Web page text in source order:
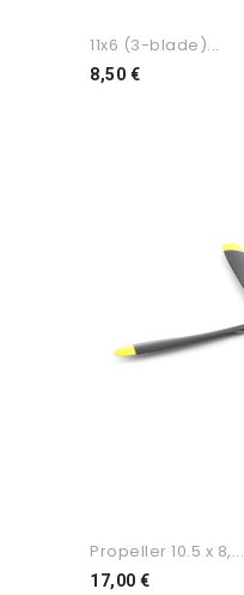
11x6 (3-blade)...
8,50 €Preço
Propeller 10.5 x 8,...
17,00 €Preço